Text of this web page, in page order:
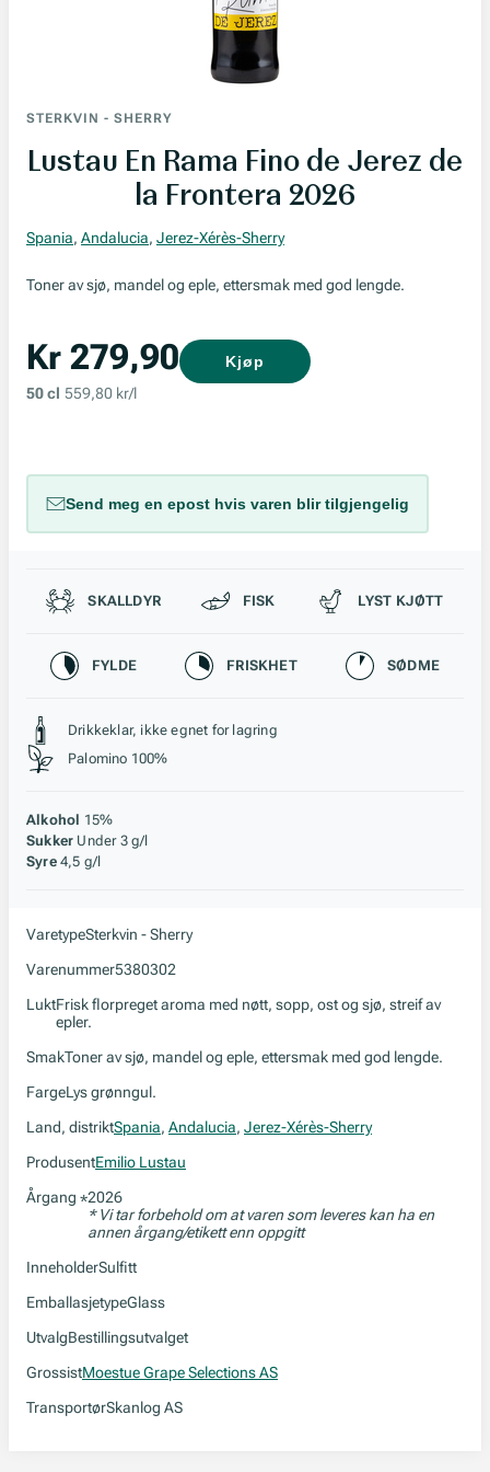
STERKVIN - SHERRY
Lustau En Rama Fino de Jerez de
la Frontera 2026
Spania, Andalucia, Jerez-Xérès-Sherry
Toner av sjø, mandel og eple, ettersmak med god lengde.
Kr 279,90
50 cl 559,80 kr/l
Kjøp
Send meg en epost hvis varen blir tilgjengelig
Passer til
SKALLDYR FISK LYST KJØTT
Karakteristikk
FYLDE FRISKHET SØDME
Stil, lagring og råstoff
Drikkeklar, ikke egnet for lagring
Palomino 100%
Alkohol 15%
Sukker Under 3 g/l
Syre 4,5 g/l
VaretypeSterkvin - Sherry
Varenummer5380302
LuktFrisk florpreget aroma med nøtt, sopp, ost og sjø, streif av
epler.
SmakToner av sjø, mandel og eple, ettersmak med god lengde.
FargeLys grønngul.
Land, distriktSpania, Andalucia, Jerez-Xérès-Sherry
ProdusentEmilio Lustau
Årgang *2026
* Vi tar forbehold om at varen som leveres kan ha en
annen årgang/etikett enn oppgitt
InneholderSulfitt
EmballasjetypeGlass
UtvalgBestillingsutvalget
GrossistMoestue Grape Selections AS
TransportørSkanlog AS